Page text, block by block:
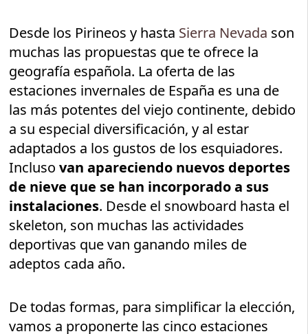
Desde los Pirineos y hasta Sierra Nevada son
muchas las propuestas que te ofrece la
geografía española. La oferta de las
estaciones invernales de España es una de
las más potentes del viejo continente, debido
a su especial diversificación, y al estar
adaptados a los gustos de los esquiadores.
Inclusovan apareciendo nuevos deportes
de nieve que se han incorporado a sus
instalaciones. Desde el snowboard hasta el
skeleton, son muchas las actividades
deportivas que van ganando miles de
adeptos cada año.
De todas formas, para simplificar la elección,
vamos a proponerte las cinco estaciones